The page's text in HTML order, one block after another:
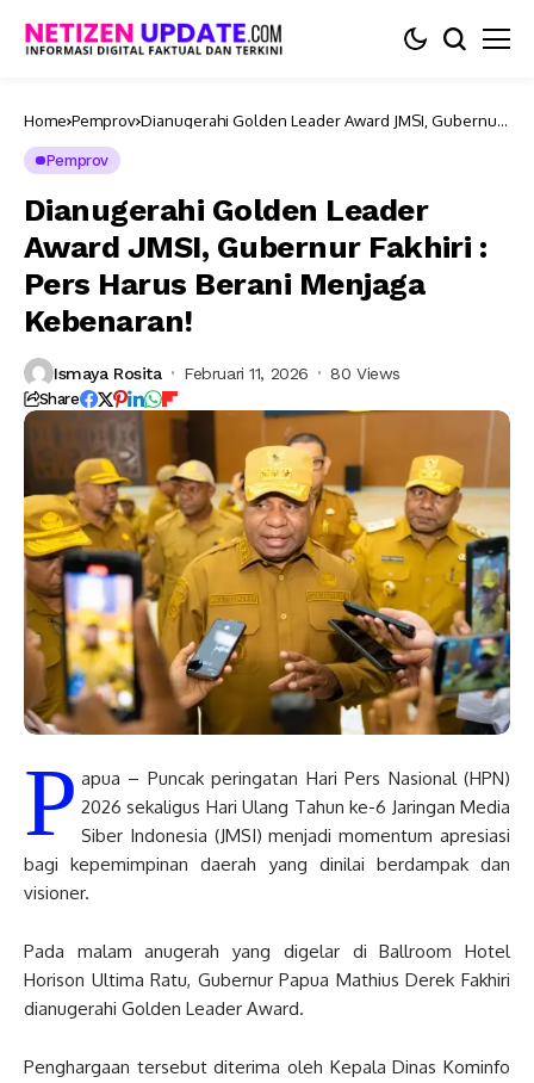
Home Pemprov Dianugerahi Golden Leader Award JMSI, Gubernur
Pemprov
Dianugerahi Golden Leader
Award JMSI, Gubernur Fakhiri :
Pers Harus Berani Menjaga
Kebenaran!
Ismaya Rosita Februari 11, 2026 80 Views
Share
P apua – Puncak peringatan Hari Pers Nasional (HPN)
2026 sekaligus Hari Ulang Tahun ke-6 Jaringan Media
Siber Indonesia (JMSI) menjadi momentum apresiasi
bagi kepemimpinan daerah yang dinilai berdampak dan
visioner.
Pada malam anugerah yang digelar di Ballroom Hotel
Horison Ultima Ratu, Gubernur Papua Mathius Derek Fakhiri
dianugerahi Golden Leader Award.
Penghargaan tersebut diterima oleh Kepala Dinas Kominfo